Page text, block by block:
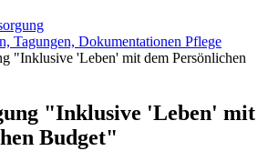
Tagungen, Dokumentationen Pflege
"Inklusive 'Leben' mit dem Persönlichen
"Inklusive 'Leben' mit
Budget"